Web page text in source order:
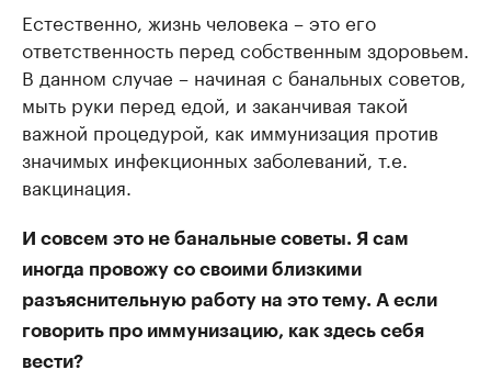
Естественно, жизнь человека – это его
ответственность перед собственным здоровьем.
В данном случае – начиная с банальных советов,
мыть руки перед едой, и заканчивая такой
важной процедурой, как иммунизация против
значимых инфекционных заболеваний, т.е.
вакцинация.
И совсем это не банальные советы. Я сам
иногда провожу со своими близкими
разъяснительную работу на это тему. А если
говорить про иммунизацию, как здесь себя
вести?